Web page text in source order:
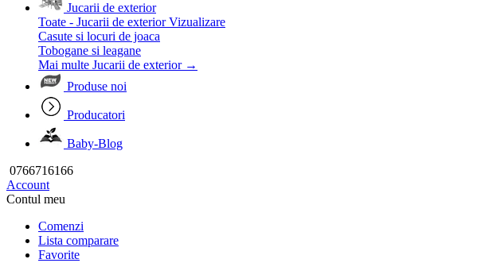
Jucarii de exterior
Toate - Jucarii de exterior Vizualizare
Casute si locuri de joaca
Tobogane si leagane
Mai multe Jucarii de exterior →
Produse noi
Producatori
Baby-Blog
0766716166
Account
Contul meu
Comenzi
Lista comparare
Favorite